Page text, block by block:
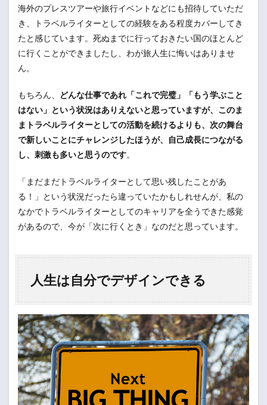
海外のプレスツアーや旅行イベントなどにも招待していただ
き、トラベルライターとしての経験をある程度カバーしてき
たと感じています。死ぬまでに行っておきたい国のほとんど
に行くことができましたし、わが旅人生に悔いはありませ
ん。
もちろん、
どんな仕事であれ「これで完璧」「もう学ぶこと
はない」という状況はありえないと思っていますが、このま
まトラベルライターとしての活動を続けるよりも、次の舞台
で新しいことにチャレンジしたほうが、自己成長につながる
し、刺激も多いと思うのです。
「まだまだトラベルライターとして思い残したことがあ
る！」という状況だったら違っていたかもしれせんが、私の
なかでトラベルライターとしてのキャリアを全うできた感覚
があるので、今が「次に行くとき」なのだと思っています。
人生は自分でデザインできる